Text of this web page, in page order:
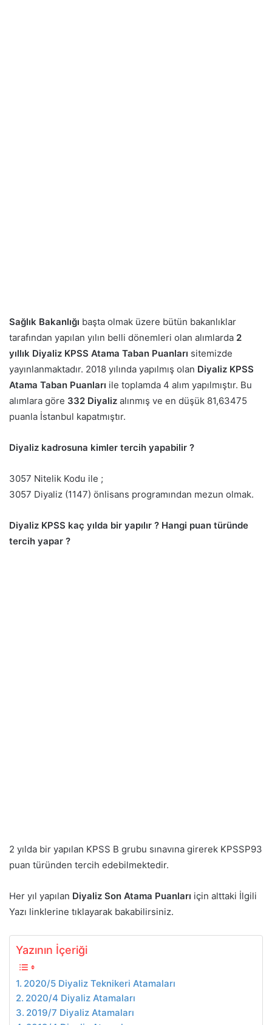
Sağlık Bakanlığı başta olmak üzere bütün bakanlıklar
tarafından yapılan yılın belli dönemleri olan alımlarda 2
yıllık Diyaliz KPSS Atama Taban Puanları sitemizde
yayınlanmaktadır. 2018 yılında yapılmış olan Diyaliz KPSS
Atama Taban Puanları ile toplamda 4 alım yapılmıştır. Bu
alımlara göre 332 Diyaliz alınmış ve en düşük 81,63475
puanla İstanbul kapatmıştır.
Diyaliz kadrosuna kimler tercih yapabilir ?
3057 Nitelik Kodu ile ;
3057 Diyaliz (1147) önlisans programından mezun olmak.
Diyaliz KPSS kaç yılda bir yapılır ? Hangi puan türünde
tercih yapar ?
2 yılda bir yapılan KPSS B grubu sınavına girerek KPSSP93
puan türünden tercih edebilmektedir.
Her yıl yapılan Diyaliz Son Atama Puanları için alttaki İlgili
Yazı linklerine tıklayarak bakabilirsiniz.
Yazının İçeriği
2020/5 Diyaliz Teknikeri Atamaları
2020/4 Diyaliz Atamaları
2019/7 Diyaliz Atamaları